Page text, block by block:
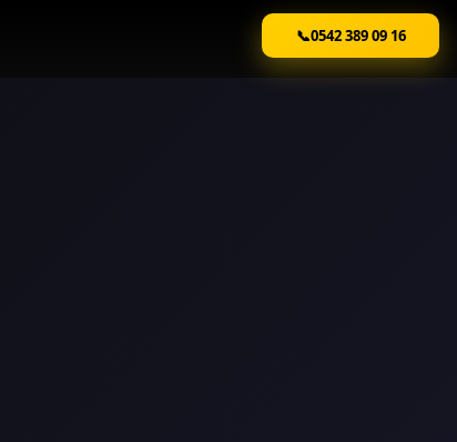
📞0542 389 09 16